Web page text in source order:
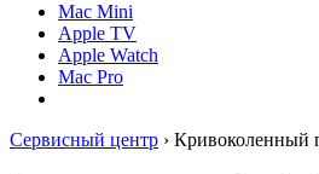
Mac Mini
Apple TV
Apple Watch
Mac Pro
Сервисный центр › Кривоколенный